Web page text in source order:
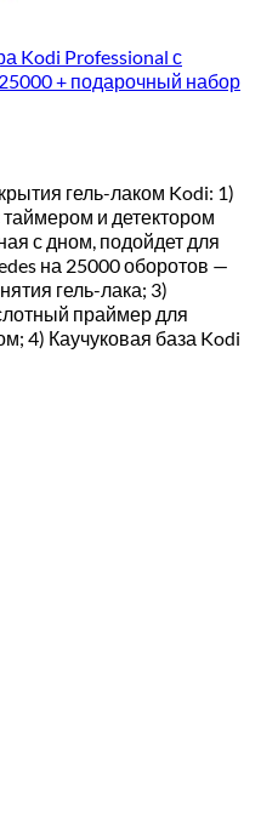
Kodi Professional с
+ подарочный набор
гель-лаком Kodi: 1)
и детектором
с дном, подойдет для
на 25000 оборотов —
гель-лака; 3)
праймер для
4) Каучуковая база Kodi